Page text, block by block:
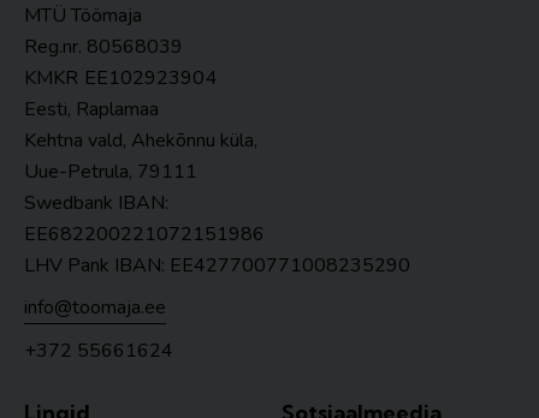
MTÜ Töömaja
Reg.nr. 80568039
KMKR EE102923904
Eesti, Raplamaa
Kehtna vald, Ahekõnnu küla,
Uue-Petrula, 79111
Swedbank IBAN:
EE682200221072151986
LHV Pank IBAN: EE427700771008235290
info@toomaja.ee
+372 55661624